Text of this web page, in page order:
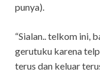
punya).
“Sialan.. telkom ini,
gerutuku karena
terus dan keluar